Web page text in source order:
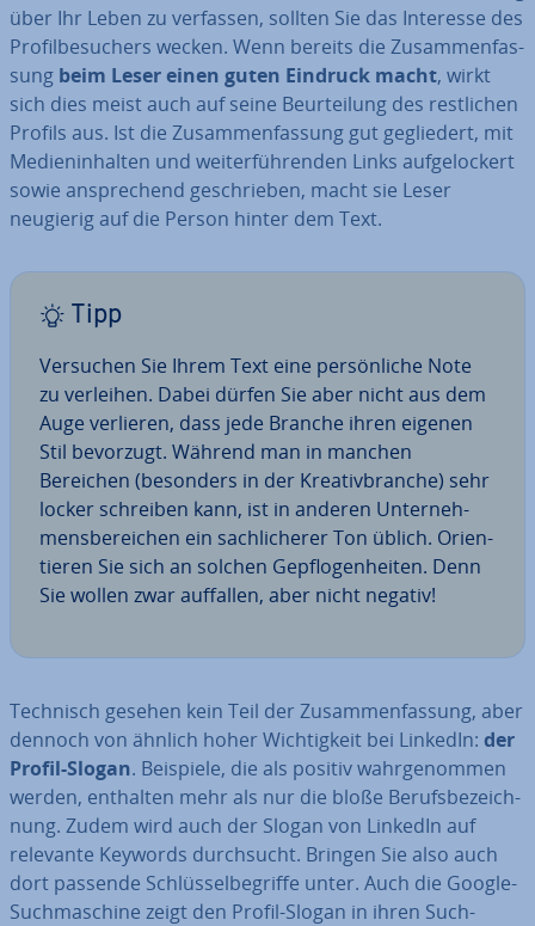
über Ihr Leben zu verfassen, sollten Sie das Interesse des
Pro­fil­be­su­chers wecken. Wenn bereits die Zu­sam­men­fas­
sung beim Leser einen guten Eindruck macht, wirkt
sich dies meist auch auf seine Be­ur­tei­lung des rest­li­chen
Profils aus. Ist die Zu­sam­men­fas­sung gut ge­glie­dert, mit
Me­di­en­in­hal­ten und wei­ter­füh­ren­den Links auf­ge­lo­ckert
sowie an­spre­chend ge­schrie­ben, macht sie Leser
neugierig auf die Person hinter dem Text.
Tipp
Versuchen Sie Ihrem Text eine per­sön­li­che Note
zu verleihen. Dabei dürfen Sie aber nicht aus dem
Auge verlieren, dass jede Branche ihren eigenen
Stil bevorzugt. Während man in manchen
Bereichen (besonders in der Krea­tiv­bran­che) sehr
locker schreiben kann, ist in anderen Un­ter­neh­
mens­be­rei­chen ein sach­li­che­rer Ton üblich. Ori­en­
tie­ren Sie sich an solchen Ge­pflo­gen­hei­ten. Denn
Sie wollen zwar auffallen, aber nicht negativ!
Technisch gesehen kein Teil der Zu­sam­men­fas­sung, aber
dennoch von ähnlich hoher Wich­tig­keit bei LinkedIn: der
Profil-Slogan. Beispiele, die als positiv wahr­ge­nom­men
werden, enthalten mehr als nur die bloße Be­rufs­be­zeich­
nung. Zudem wird auch der Slogan von LinkedIn auf
relevante Keywords durch­sucht. Bringen Sie also auch
dort passende Schlüs­sel­be­grif­fe unter. Auch die Google-
Such­ma­schi­ne zeigt den Profil-Slogan in ihren Such­